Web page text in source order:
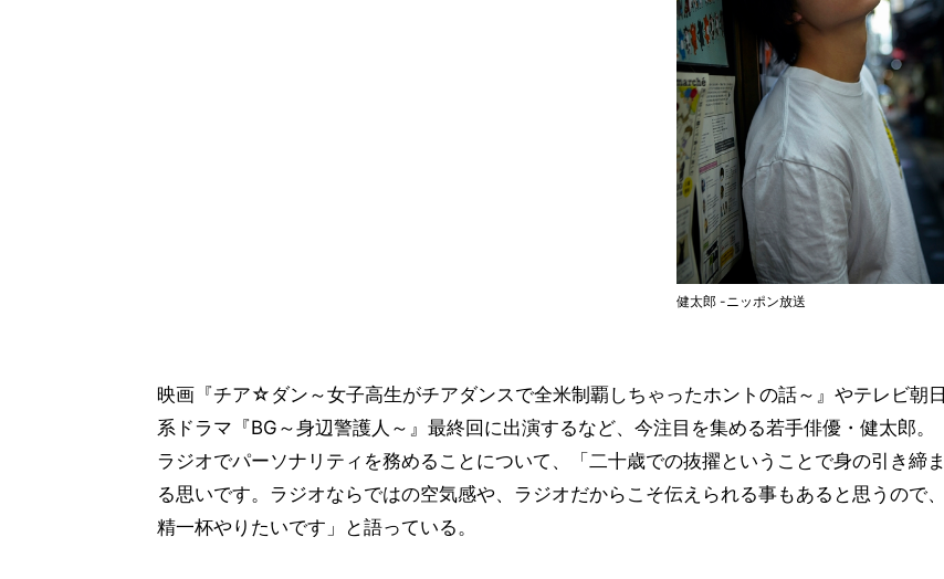
健太郎 -ニッポン放送
映画『チア☆ダン～女子高生がチアダンスで全米制覇しちゃったホントの話～』やテレビ朝日
系ドラマ『BG～身辺警護人～』最終回に出演するなど、今注目を集める若手俳優・健太郎。
ラジオでパーソナリティを務めることについて、「二十歳での抜擢ということで身の引き締ま
る思いです。ラジオならではの空気感や、ラジオだからこそ伝えられる事もあると思うので、
精一杯やりたいです」と語っている。